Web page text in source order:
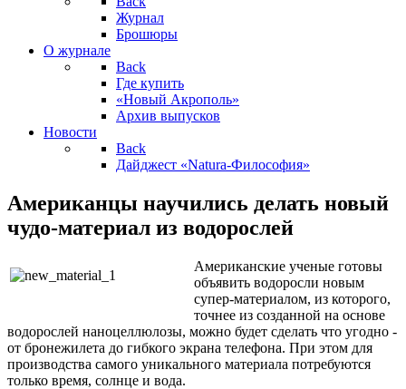
Журнал
Брошюры
О журнале
Back
Где купить
«Новый Акрополь»
Архив выпусков
Новости
Back
Дайджест «Natura-Философия»
Американцы научились делать новый
чудо-материал из водорослей
Американские ученые готовы
объявить водоросли новым
супер-материалом, из которого,
точнее из созданной на основе
водорослей наноцеллюлозы, можно будет сделать что угодно -
от бронежилета до гибкого экрана телефона. При этом для
производства самого уникального материала потребуются
только время, солнце и вода.